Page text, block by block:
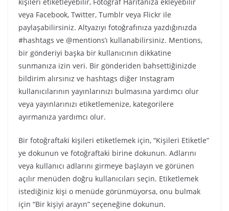
veya Facebook, Twitter, Tumblr veya Flickr ile
paylaşabilirsiniz. Altyazıyı fotoğrafınıza yazdığınızda
#hashtags ve @mentions’ı kullanabilirsiniz. Mentions,
bir gönderiyi başka bir kullanıcının dikkatine
sunmanıza izin veri. Bir gönderiden bahsettiğinizde
bildirim alırsınız ve hashtags diğer Instagram
kullanıcılarının yayınlarınızı bulmasına yardımcı olur
veya yayınlarınızı etiketlemenize, kategorilere
ayırmanıza yardımcı olur.
Bir fotoğraftaki kişileri etiketlemek için, “Kişileri Etiketle”
ye dokunun ve fotoğraftaki birine dokunun. Adlarını
veya kullanıcı adlarını girmeye başlayın ve görünen
açılır menüden doğru kullanıcıları seçin. Etiketlemek
istediğiniz kişi o menüde görünmüyorsa, onu bulmak
için “Bir kişiyi arayın” seçeneğine dokunun.